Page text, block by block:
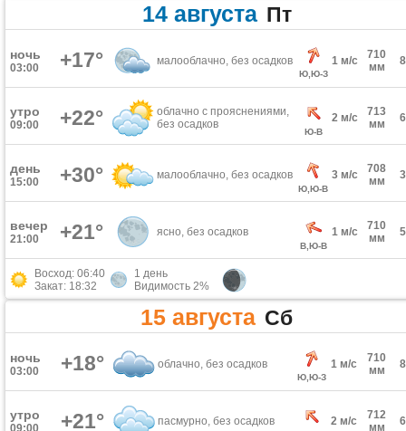
14 августа Пт
ночь
03:00 +17° малооблачно, без осадков
Ю,Ю-З
1 м/с
710
мм
утро
09:00 +22°
облачно с прояснениями,
без осадков
Ю-В
2 м/с
713
мм
день
15:00 +30° малооблачно, без осадков
Ю,Ю-В
3 м/с
708
мм
вечер
21:00 +21° ясно, без осадков
В,Ю-В
1 м/с
710
мм
Восход: 06:40
Закат: 18:32
1 день
Видимость 2%
15 августа Сб
ночь
03:00 +18° облачно, без осадков
Ю,Ю-З
1 м/с
710
мм
утро
09:00 +21° пасмурно, без осадков 2 м/с
712
мм